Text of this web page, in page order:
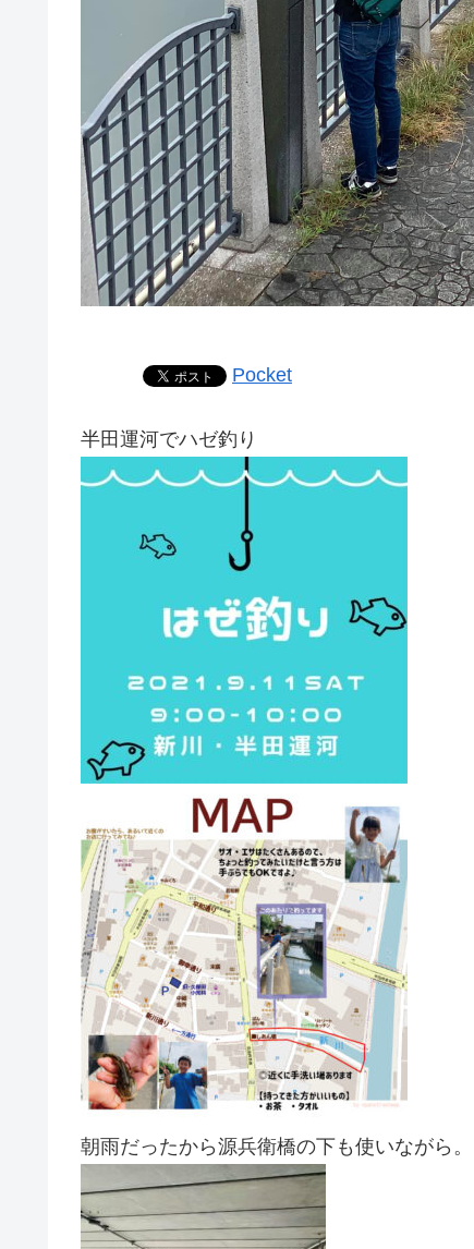
Pocket
半田運河でハゼ釣り
朝雨だったから源兵衛橋の下も使いながら。